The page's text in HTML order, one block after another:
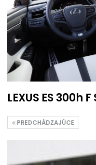
LEXUS ES 300h
PREDCHÁDZAJÚCE